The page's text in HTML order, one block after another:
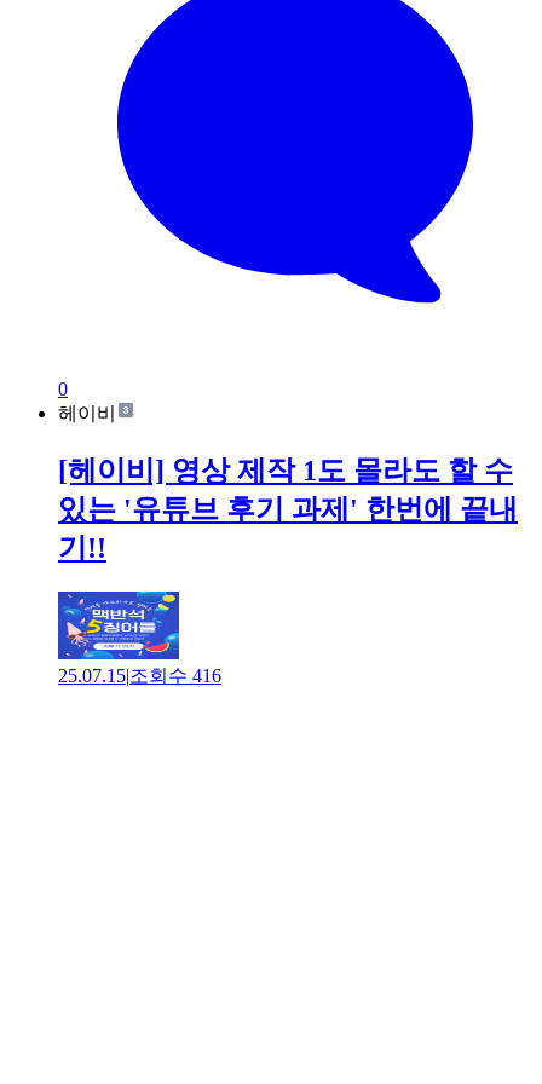
0
헤이비
[헤이비] 영상 제작 1도 몰라도 할 수
있는 '유튜브 후기 과제' 한번에 끝내
기!!
25.07.15|조회수 416